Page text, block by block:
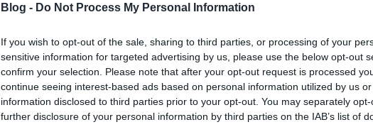
Blog - Do Not Process My Personal Information
If you wish to opt-out of the sale, sharing to third parties, or processing of your
sensitive information for targeted advertising by us, please use the below opt-out
confirm your selection. Please note that after your opt-out request is processed
continue seeing interest-based ads based on personal information utilized by us
information disclosed to third parties prior to your opt-out. You may separately
further disclosure of your personal information by third parties on the IAB’s list of